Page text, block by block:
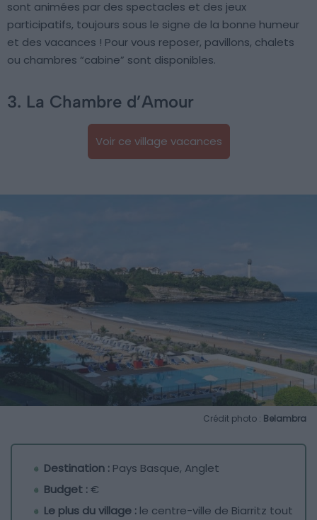
sont animées par des spectacles et des jeux
participatifs, toujours sous le signe de la bonne humeur
et des vacances ! Pour vous reposer, pavillons, chalets
ou chambres “cabine” sont disponibles.
3. La Chambre d’Amour
Voir ce village vacances
Crédit photo : Belambra
Destination : Pays Basque, Anglet
Budget :€
Le plus du village : le centre-ville de Biarritz tout